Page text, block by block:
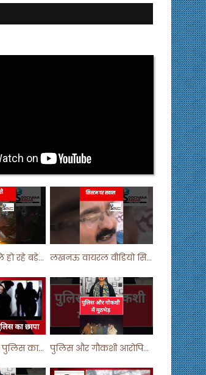
शहर में खुले नाले हो रहे बड़े हादसे ! #shortsvideo #shorts लखनऊ वायरल वीडियो सिस्टम पर सवाल ! #shorts #shortvideo
मसाज पार्लर पर पुलिस का छापा ! #viralvideo #trending #parlour पुलिस और गौकशी आरोपियों में मुठभेड़ ! #shortvideo #shorts #shortsfeed